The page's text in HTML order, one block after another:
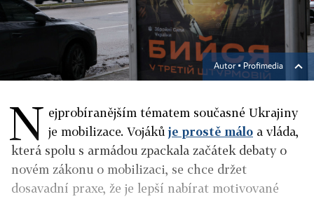
Autor ▪ Profimedia
N ejprobíranějším tématem současné Ukrajiny
je mobilizace. Vojákůje prostě málo a vláda,
která spolu s armádou zpackala začátek debaty o
novém zákonu o mobilizaci, se chce držet
dosavadní praxe, že je lepší nabírat motivované